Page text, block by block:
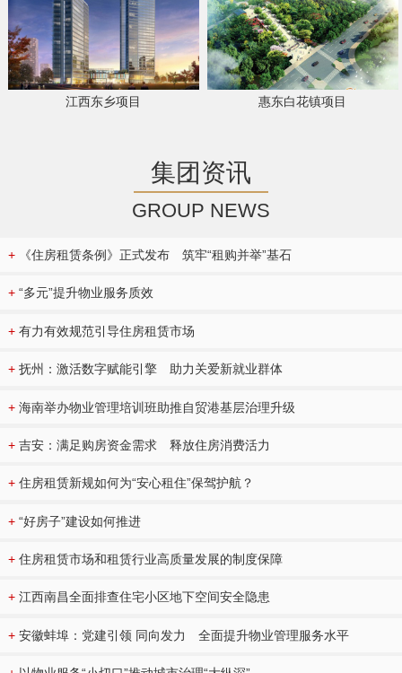
江西东乡项目 惠东白花镇项目
集团资讯
GROUP NEWS
+ 《住房租赁条例》正式发布 筑牢“租购并举”基石
+ “多元”提升物业服务质效
+ 有力有效规范引导住房租赁市场
+ 抚州：激活数字赋能引擎 助力关爱新就业群体
+ 海南举办物业管理培训班助推自贸港基层治理升级
+ 吉安：满足购房资金需求 释放住房消费活力
+ 住房租赁新规如何为“安心租住”保驾护航？
+ “好房子”建设如何推进
+ 住房租赁市场和租赁行业高质量发展的制度保障
+ 江西南昌全面排查住宅小区地下空间安全隐患
+ 安徽蚌埠：党建引领 同向发力 全面提升物业管理服务水平